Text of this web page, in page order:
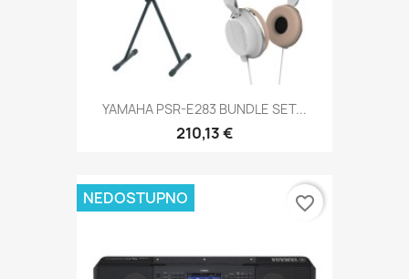
YAMAHA PSR-E283 BUNDLE SET...
210,13 €
NEDOSTUPNO favorite_border